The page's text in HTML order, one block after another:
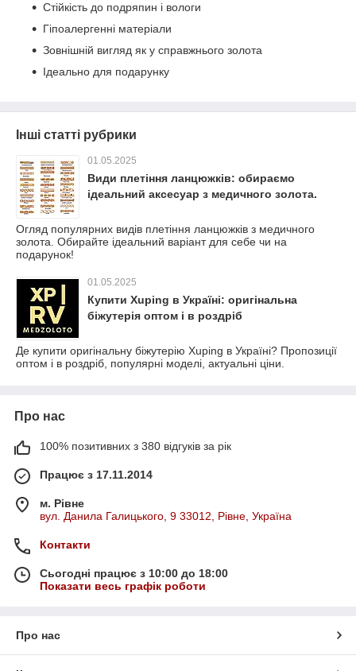
Стійкість до подряпин і вологи
Гіпоалергенні матеріали
Зовнішній вигляд як у справжнього золота
Ідеально для подарунку
Інші статті рубрики
01.05.2025
Види плетіння ланцюжків: обираємо
ідеальний аксесуар з медичного золота.
Огляд популярних видів плетіння ланцюжків з медичного
золота. Обирайте ідеальний варіант для себе чи на
подарунок!
01.05.2025
Купити Xuping в Україні: оригінальна
біжутерія оптом і в роздріб
Де купити оригінальну біжутерію Xuping в Україні? Пропозиції
оптом і в роздріб, популярні моделі, актуальні ціни.
Про нас
100% позитивних з 380 відгуків за рік
Працює з 17.11.2014
м. Рівне
вул. Данила Галицького, 9 33012, Рівне, Україна
Контакти
Сьогодні працює з 10:00 до 18:00
Показати весь графік роботи
Про нас